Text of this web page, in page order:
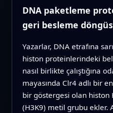
DNA paketleme
geri besleme
Yazarlar, DNA etrafına
histon proteinlerindeki
nasıl birlikte çalıştığına
mayasında Clr4 adlı bir
bir göstergesi olan
(H3K9) metil grubu ekler.